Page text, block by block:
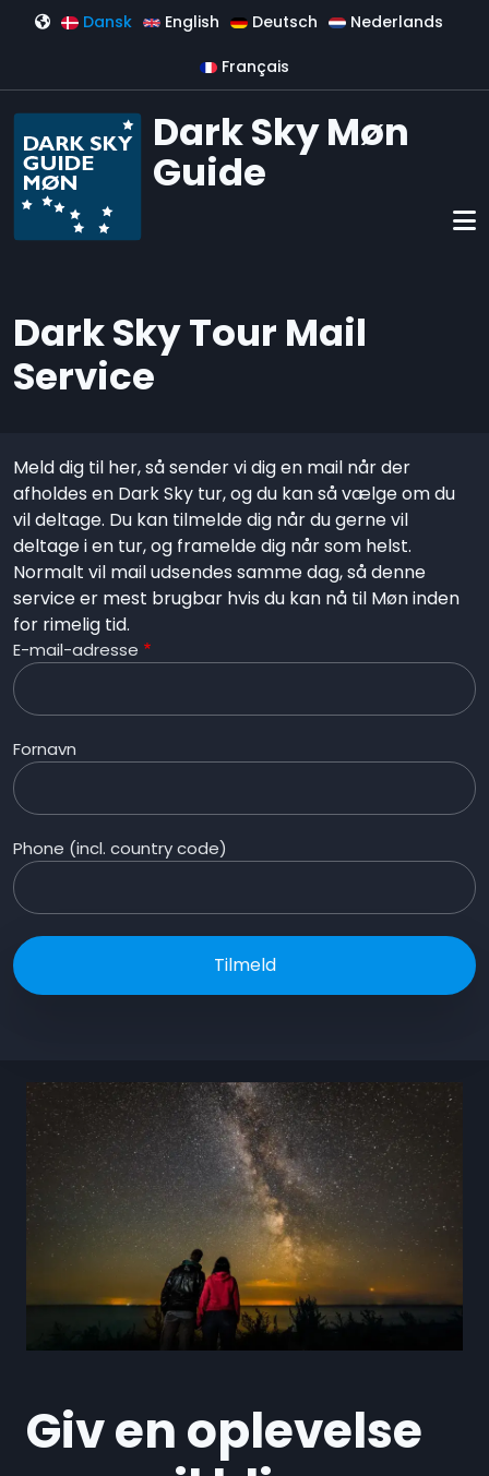
Gå til hovedindhold
Dansk English Deutsch Nederlands
Français
Dark Sky Møn
Guide
Dark Sky Tour Mail
Service
Meld dig til her, så sender vi dig en mail når der
afholdes en Dark Sky tur, og du kan så vælge om du
vil deltage. Du kan tilmelde dig når du gerne vil
deltage i en tur, og framelde dig når som helst.
Normalt vil mail udsendes samme dag, så denne
service er mest brugbar hvis du kan nå til Møn inden
for rimelig tid.
E-mail-adresse
Fornavn
Phone (incl. country code)
Giv en oplevelse